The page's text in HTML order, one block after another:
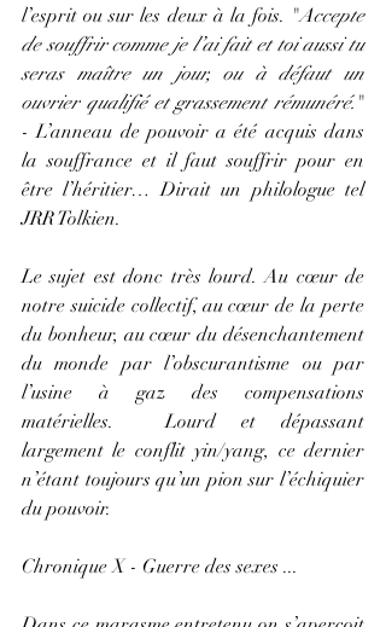
l’esprit ou sur les deux à la fois. "Accepte
de souffrir comme je l’ai fait et toi aussi tu
seras maître un jour, ou à défaut un
ouvrier qualifié et grassement rémunéré. "
- L’anneau de pouvoir a été acquis dans
la souffrance et il faut souffrir pour en
être l’héritier… Dirait un philologue tel
JRR Tolkien.
Le sujet est donc très lourd. Au cœur de
notre suicide collectif, au cœur de la perte
du bonheur, au cœur du désenchantement
du monde par l’obscurantisme ou par
l’usine à gaz des compensations
matérielles.  Lourd et dépassant
largement le conflit yin/yang, ce dernier
n’étant toujours qu’un pion sur l’échiquier
du pouvoir.
Chronique X - Guerre des sexes ...